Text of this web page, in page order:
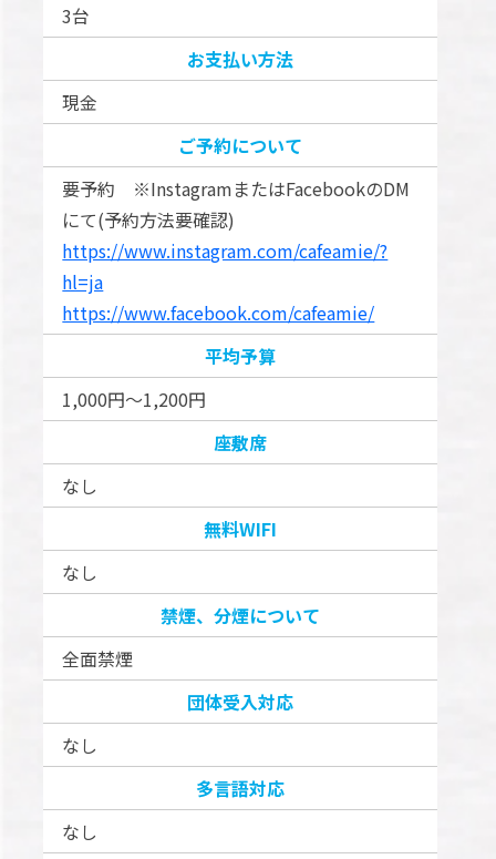
3台
お支払い方法
現金
ご予約について
要予約 ※InstagramまたはFacebookのDM
にて(予約方法要確認)
https://www.instagram.com/cafeamie/?
hl=ja
https://www.facebook.com/cafeamie/
平均予算
1,000円～1,200円
座敷席
なし
無料WIFI
なし
禁煙、分煙について
全面禁煙
団体受入対応
なし
多言語対応
なし